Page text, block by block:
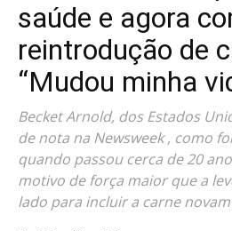
saúde e agora
reintrodução de
“Mudou minha
Becket Arnold, dos Estados
de nota na Newsweek , como
quando passou cerca de 20
motivo de força maior que a
lado para incluir a carne